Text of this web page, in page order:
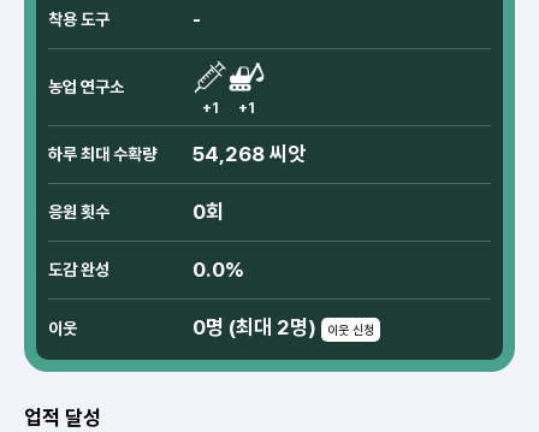
착용 도구 -
농업 연구소
+1 +1
하루 최대 수확량 54,268 씨앗
응원 횟수 0회
도감 완성 0.0%
이웃 0명 (최대 2명) 이웃 신청
업적 달성